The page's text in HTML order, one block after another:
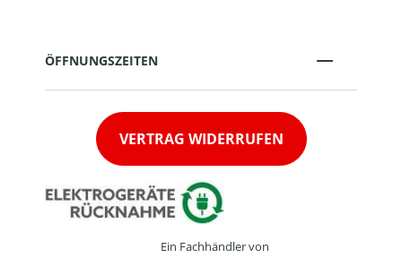
ÖFFNUNGSZEITEN
VERTRAG WIDERRUFEN
Ein Fachhändler von